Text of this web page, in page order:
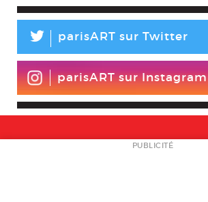
L parisART sur Twitter
parisART sur Instagram
NEWSLETTER
PUBLICITÉ